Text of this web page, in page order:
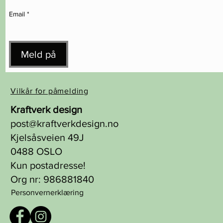
Email *
Meld på
Vilkår for påmelding
Kraftverk design
post@kraftverkdesign.no
Kjelsåsveien 49J
0488 OSLO
Kun postadresse!
Org nr: 986881840
Personvernerklæring